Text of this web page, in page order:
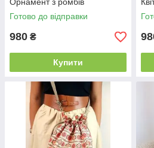
Готово до відправки
980 ₴
Купити